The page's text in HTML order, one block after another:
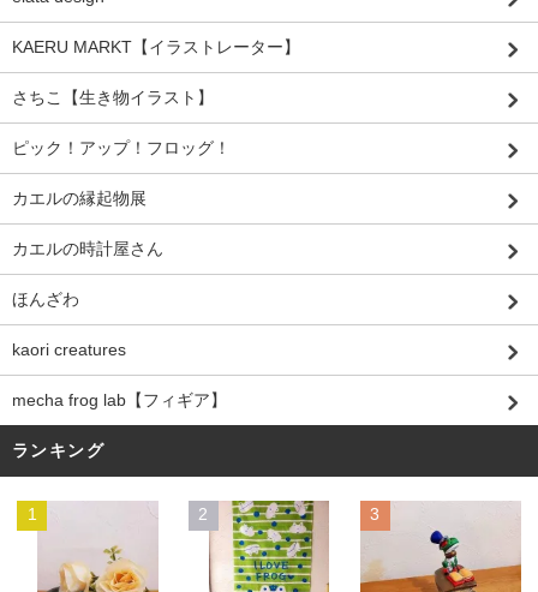
KAERU MARKT【イラストレーター】
さちこ【生き物イラスト】
ピック！アップ！フロッグ！
カエルの縁起物展
カエルの時計屋さん
ほんざわ
kaori creatures
mecha frog lab【フィギア】
ランキング
1 2 3